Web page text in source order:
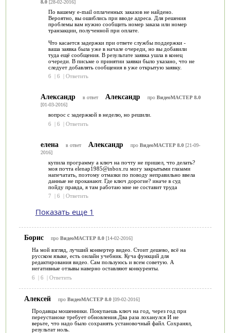
8.0[28-02-2016]
По вашему e-mail оплаченных заказов не найдено.
Вероятно, вы ошиблись при вводе адреса. Для решения
проблемы вам нужно сообщить номер заказа или номер
транзакции, полученной при оплате.
Что касается задержки при ответе службы поддержки -
ваша заявка была уже в начале очереди, но вы добавили
туда ещё сообщения. В результате заявка ушла в конец
очереди. В письме о принятии заявки было указано, что не
следует добавлять сообщения в уже открытую заявку.
6
| 6 | Ответить
Александр в ответ Александр про ВидеоМАСТЕР 8.0
[01-03-2016]
вопрос с задержкой в неделю, но решили.
6
| 6 | Ответить
елена в ответ Александр про ВидеоМАСТЕР 8.0[21-09-
2016]
купила программу а ключ на почту не пришел, что делать?
моя почта elenap1985@inbox.ru могу закрытыми глазами
напечатать, поэтому отмазки по поводу неправильно ввела
данные не проканают. Где ключ дорогие? иначе в суд
пойду правда, я там работаю мне не составит труда
7
| 6 | Ответить
Показать еще 1
Борис про ВидеоМАСТЕР 8.0[14-02-2016]
На мой взгляд, лучший конвертер видео. Стоит дешево, всё на
русском языке, есть онлайн учебник. Куча функций для
редактирования видео. Сам пользуюсь и всем советую. А
негативные отзывы наверно оставляют конкуренты.
6
| 6 | Ответить
Алексей про ВидеоМАСТЕР 8.0[09-02-2016]
Продавцы мошенники. Покупаешь ключ на год, через год при
переустаноке требует обновления.Два раза лоханулся И не
верьте, что надо было сохранять установочный файл. Сохранял,
результат ноль.